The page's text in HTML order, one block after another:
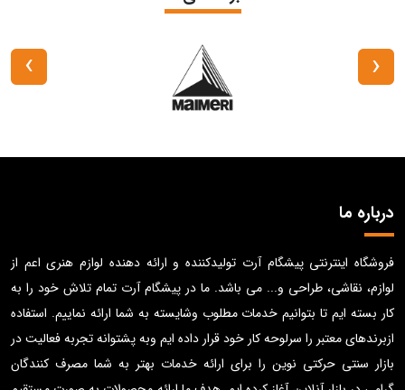
‹
›
درباره ما
فروشگاه اینترنتی پیشگام آرت تولیدکننده و ارائه دهنده لوازم هنری اعم از
لوازم، نقاشی، طراحی و... می باشد. ما در پیشگام آرت تمام تلاش خود را به
کار بسته ایم تا بتوانیم خدمات مطلوب وشایسته به شما ارائه نماییم. استفاده
ازبرندهای معتبر را سرلوحه کار خود قرار داده ایم وبه پشتوانه تجربه فعالیت در
بازار سنتی حرکتی نوین را برای ارائه خدمات بهتر به شما مصرف کنندگان